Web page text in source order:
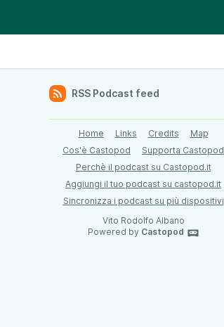
RSS Podcast feed
Home Links Credits
Map
Cos'è Castopod
Supporta Castopod
Perchè il podcast su Castopod.it
Aggiungi il tuo podcast su castopod.it
Sincronizza i podcast su più dispositivi
Vito Rodolfo Albano
Powered by Castopod